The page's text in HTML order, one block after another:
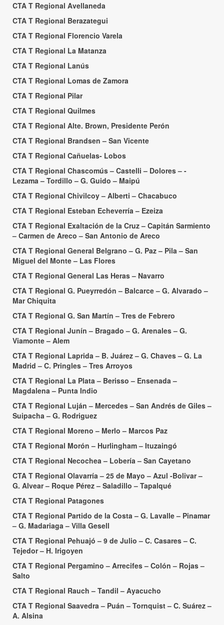
CTA T Regional Avellaneda
CTA T Regional Berazategui
CTA T Regional Florencio Varela
CTA T Regional La Matanza
CTA T Regional Lanús
CTA T Regional Lomas de Zamora
CTA T Regional Pilar
CTA T Regional Quilmes
CTA T Regional Alte. Brown, Presidente Perón
CTA T Regional Brandsen – San Vicente
CTA T Regional Cañuelas- Lobos
CTA T Regional Chascomús – Castelli – Dolores – -
Lezama – Tordillo – G. Guido – Maipú
CTA T Regional Chivilcoy – Alberti – Chacabuco
CTA T Regional Esteban Echeverría – Ezeiza
CTA T Regional Exaltación de la Cruz – Capitán Sarmiento
– Carmen de Areco – San Antonio de Areco
CTA T Regional General Belgrano – G. Paz – Pila – San
Miguel del Monte – Las Flores
CTA T Regional General Las Heras – Navarro
CTA T Regional G. Pueyrredón – Balcarce – G. Alvarado –
Mar Chiquita
CTA T Regional G. San Martín – Tres de Febrero
CTA T Regional Junín – Bragado – G. Arenales – G.
Viamonte – Alem
CTA T Regional Laprida – B. Juárez – G. Chaves – G. La
Madrid – C. Pringles – Tres Arroyos
CTA T Regional La Plata – Berisso – Ensenada –
Magdalena – Punta Indio
CTA T Regional Luján – Mercedes – San Andrés de Giles –
Suipacha – G. Rodriguez
CTA T Regional Moreno – Merlo – Marcos Paz
CTA T Regional Morón – Hurlingham – Ituzaingó
CTA T Regional Necochea – Lobería – San Cayetano
CTA T Regional Olavarría – 25 de Mayo – Azul -Bolivar –
G. Alvear – Roque Pérez – Saladillo – Tapalqué
CTA T Regional Patagones
CTA T Regional Partido de la Costa – G. Lavalle – Pinamar
– G. Madariaga – Villa Gesell
CTA T Regional Pehuajó – 9 de Julio – C. Casares – C.
Tejedor – H. Irigoyen
CTA T Regional Pergamino – Arrecifes – Colón – Rojas –
Salto
CTA T Regional Rauch – Tandil – Ayacucho
CTA T Regional Saavedra – Puán – Tornquist – C. Suárez –
A. Alsina